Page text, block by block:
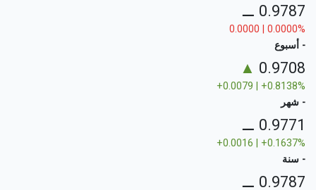
0.9787
⚊
0.0000 | 0.0000%
- أسبوع
0.9708
▲
+0.0079 | +0.8138%
- شهر
0.9771
⚊
+0.0016 | +0.1637%
- سنة
0.9787
⚊